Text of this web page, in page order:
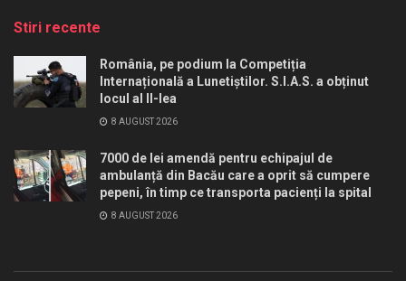
Stiri recente
România, pe podium la Competiția
Internațională a Lunetiștilor. S.I.A.S. a obținut
locul al II-lea
8 AUGUST 2026
7000 de lei amendă pentru echipajul de
ambulanță din Bacău care a oprit să cumpere
pepeni, în timp ce transporta pacienți la spital
8 AUGUST 2026